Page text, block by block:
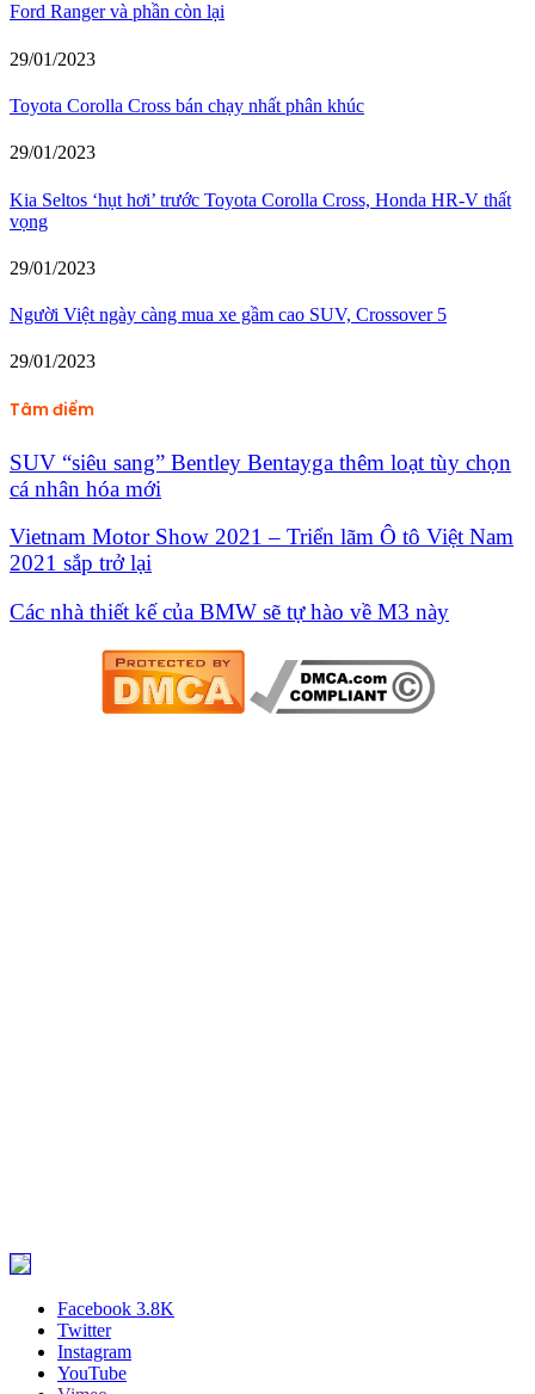
Ford Ranger và phần còn lại
29/01/2023
Toyota Corolla Cross bán chạy nhất phân khúc
29/01/2023
Kia Seltos ‘hụt hơi’ trước Toyota Corolla Cross, Honda HR-V thất
vọng
29/01/2023
Người Việt ngày càng mua xe gầm cao SUV, Crossover 5
29/01/2023
Tâm điểm
SUV “siêu sang” Bentley Bentayga thêm loạt tùy chọn
cá nhân hóa mới
Vietnam Motor Show 2021 – Triển lãm Ô tô Việt Nam
2021 sắp trở lại
Các nhà thiết kế của BMW sẽ tự hào về M3 này
Facebook 3.8K
Twitter
Instagram
YouTube